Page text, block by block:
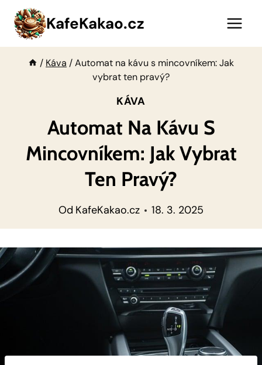
Přeskočit
obsah
KafeKakao.cz
/ Káva /Automat na kávu s mincovníkem: Jak
vybrat ten pravý?
KÁVA
Automat Na Kávu S
Mincovníkem: Jak Vybrat
Ten Pravý?
Od KafeKakao.cz 18. 3. 2025